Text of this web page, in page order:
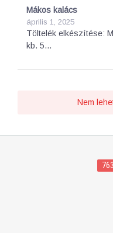
Mákos kalács
április 1, 2025
Töltelék elkészítése:
kb. 5…
Nem
763